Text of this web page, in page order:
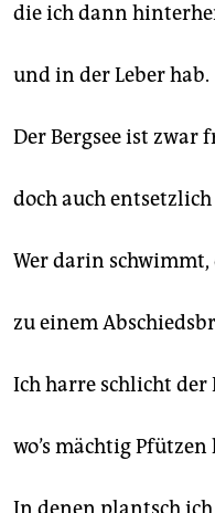
die ich dann
und in der Leber hab.
Der Bergsee ist zwar
doch auch
Wer darin
zu einem
Ich harre schlicht der
wo’s mächtig Pfützen